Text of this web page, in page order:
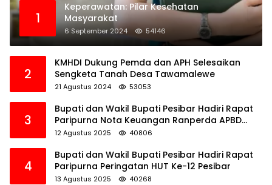
1
Keperawatan: Pilar Kesehatan
Masyarakat
6 September 2024 54146
2
KMHDI Dukung Pemda dan APH Selesaikan
Sengketa Tanah Desa Tawamalewe
21 Agustus 2024 53053
3
Bupati dan Wakil Bupati Pesibar Hadiri Rapat
Paripurna Nota Keuangan Ranperda APBD
Perubahan TA 2025
12 Agustus 2025 40806
4
Bupati dan Wakil Bupati Pesibar Hadiri Rapat
Paripurna Peringatan HUT Ke-12 Pesibar
13 Agustus 2025 40268